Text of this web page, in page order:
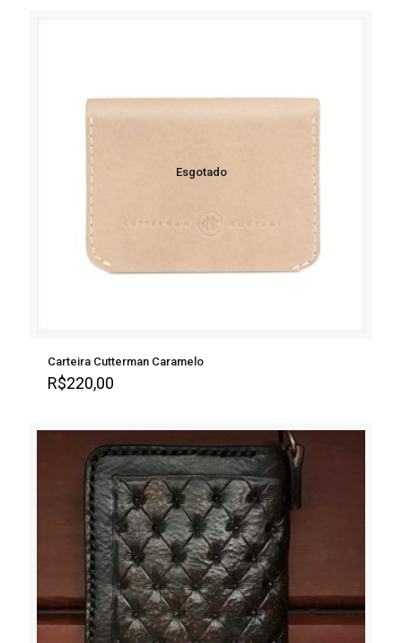
Esgotado
Carteira Cutterman Caramelo
R$220,00